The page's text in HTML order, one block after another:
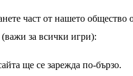
част от нашето
за всички игри):
ще се зарежда по-бързо.